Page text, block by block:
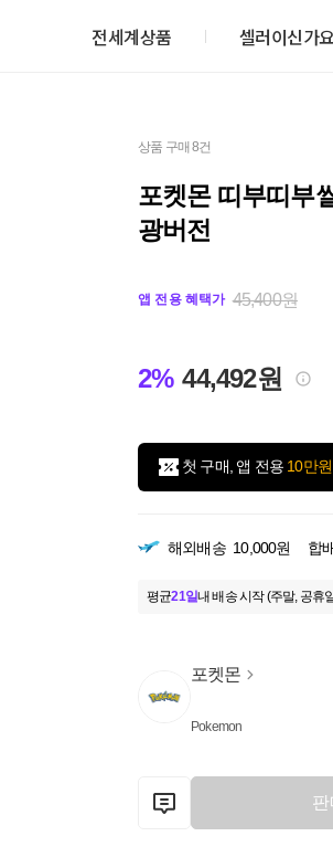
전세계상품 셀러이신가
상품 구매 8건
포켓몬 띠부띠부
광버전
앱 전용 혜택가 45,400원
2% 44,492원
첫 구매, 앱 전용 10만
해외배송 10,000원 합
평균21일내 배송 시작 (주말, 공휴
포켓몬
Pokemon
판